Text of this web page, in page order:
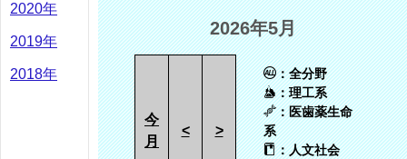
2020年
2019年
2018年
2026年5月
今
月
< >
：全分野
：理工系
：医歯薬生命
系
：人文社会